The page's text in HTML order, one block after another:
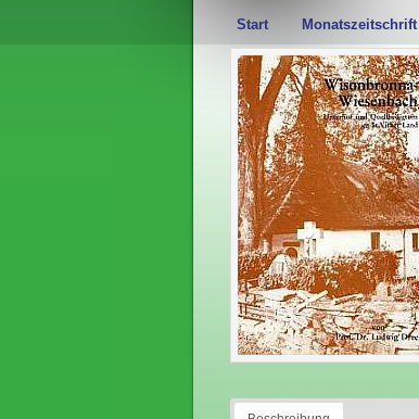
Start Monatszeitschrift